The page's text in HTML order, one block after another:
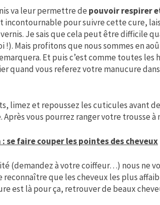
va leur permettre de pouvoir respirer
incontournable pour suivre cette cure,
Je sais que cela peut être difficile
!). Mais profitons que nous sommes en
Et puis c’est comme toutes les
quand vous referez votre manucure
limez et repoussez les cuticules avant
Après vous pourrez ranger votre trousse à
se faire couper les pointes des cheveux
(demandez à votre coiffeur…) nous ne
reconnaître que les cheveux les plus
est là pour ça, retrouver de beaux